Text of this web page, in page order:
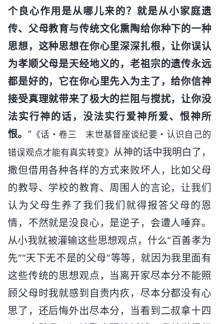
个良心作用是从哪儿来的？就是从小家庭遗
传、父母教育与传统文化熏陶给你种下的一种
思想，这种思想在你心里深深扎根，让你误认
为孝顺父母是天经地义的，老祖宗的遗传永远
都是好的，它在你心里先入为主了，给你信神
接受真理就带来了极大的拦阻与搅扰，让你没
法实行神的话，没法实行爱神所爱、恨神所
恨。 ” 《话・卷三 末世基督座谈纪要・认识自己的
错误观点才能有真实转变》 从神的话中我明白了，
撒但借用各种各样的方式来败坏人，比如父母
的教导、学校的教育、周围人的言论，让我们
认为父母生养了我们我们就得报答父母的恩
情，不然就是没良心，是逆子，会遭人唾弃。
从小我就被灌输这些思想观点，什么“百善孝为
先”“天下无不是的父母”等等，就因为我里面有
这些传统的思想观点，当离开家尽本分不能照
顾父母时我就感到自责内疚，尽本分都没有心
思了，还后悔外出尽本分，当看到二叔拿十四